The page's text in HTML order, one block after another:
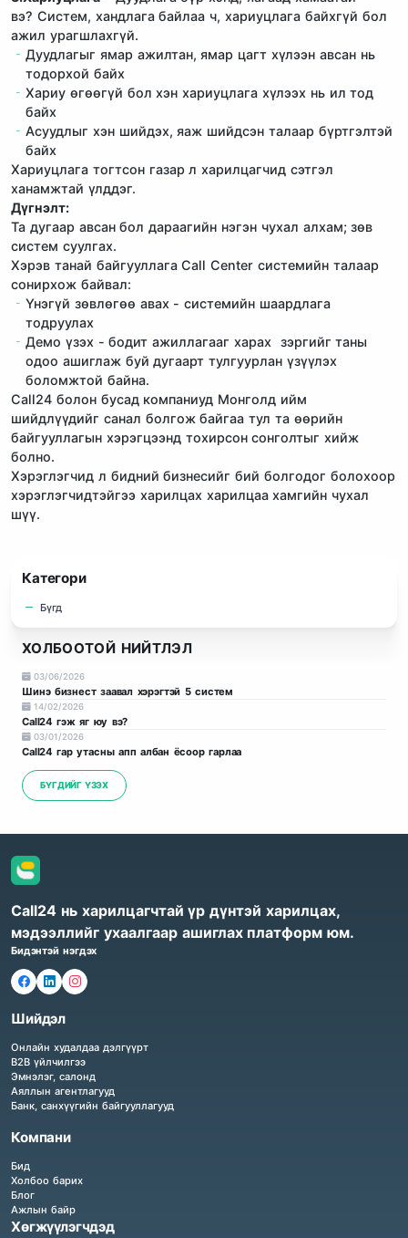
вэ? Систем, хандлага байлаа ч, хариуцлага байхгүй бол
ажил урагшлахгүй.
Дуудлагыг ямар ажилтан, ямар цагт хүлээн авсан нь
тодорхой байх
Хариу өгөөгүй бол хэн хариуцлага хүлээх нь ил тод
байх
Асуудлыг хэн шийдэх, яаж шийдсэн талаар бүртгэлтэй
байх
Хариуцлага тогтсон газар л харилцагчид сэтгэл
ханамжтай үлддэг.
Дүгнэлт:
Та дугаар авсан бол дараагийн нэгэн чухал алхам; зөв
систем суулгах.
Хэрэв танай байгууллага Call Center системийн талаар
сонирхож байвал:
Үнэгүй зөвлөгөө авах - системийн шаардлага
тодруулах
Демо үзэх - бодит ажиллагааг харах зэргийг таны
одоо ашиглаж буй дугаарт тулгуурлан үзүүлэх
боломжтой байна.
Call24 болон бусад компаниуд Монголд ийм
шийдлүүдийг санал болгож байгаа тул та өөрийн
байгууллагын хэрэгцээнд тохирсон сонголтыг хийж
болно.
Хэрэглэгчид л бидний бизнесийг бий болгодог болохоор
хэрэглэгчидтэйгээ харилцах харилцаа хамгийн чухал
шүү.
Категори
Бүгд
ХОЛБООТОЙ НИЙТЛЭЛ
03/06/2026
Шинэ бизнест заавал хэрэгтэй 5 систем
14/02/2026
Call24 гэж яг юу вэ?
03/01/2026
Call24 гар утасны апп албан ёсоор гарлаа
БҮГДИЙГ ҮЗЭХ
Call24 нь харилцагчтай үр дүнтэй харилцах,
мэдээллийг ухаалгаар ашиглах платформ юм.
Бидэнтэй нэгдэх
Шийдэл
Онлайн худалдаа дэлгүүрт
B2B үйлчилгээ
Эмнэлэг, салонд
Аяллын агентлагууд
Банк, санхүүгийн байгууллагууд
Компани
Бид
Холбоо барих
Блог
Ажлын байр
Хөгжүүлэгчдэд